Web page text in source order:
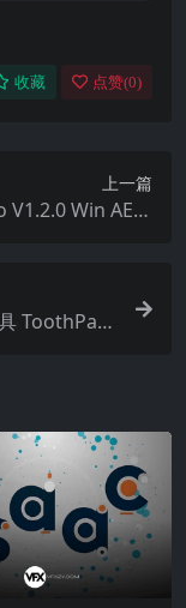
收藏 点赞(0)
上一篇
Win AE视
ToothPast